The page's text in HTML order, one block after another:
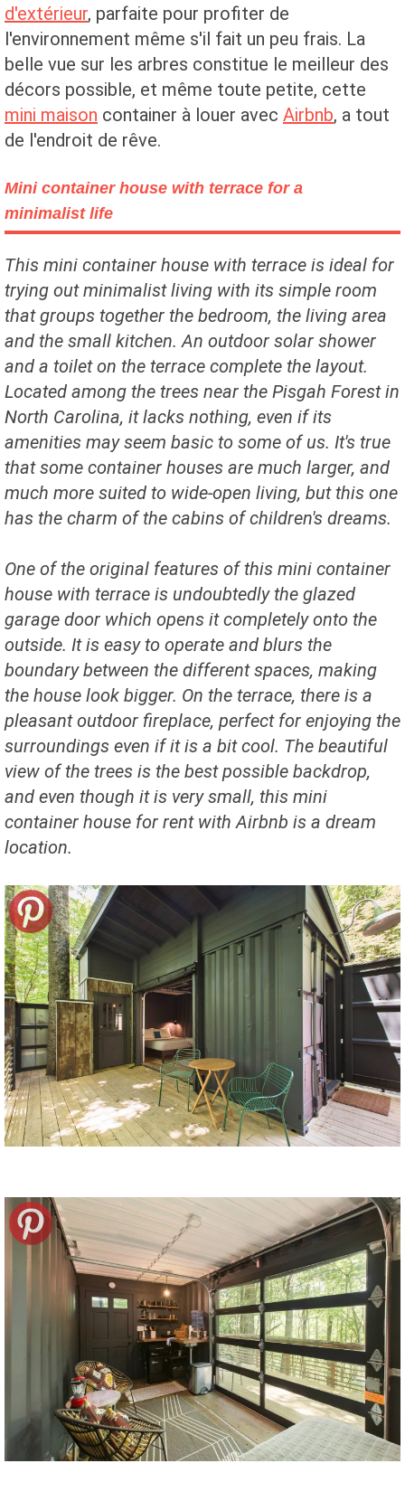
d'extérieur, parfaite pour profiter de
l'environnement même s'il fait un peu frais. La
belle vue sur les arbres constitue le meilleur des
décors possible, et même toute petite, cette
mini maison container à louer avec Airbnb, a tout
de l'endroit de rêve.
Mini container house with terrace for a
minimalist life
This mini container house with terrace is ideal for
trying out minimalist living with its simple room
that groups together the bedroom, the living area
and the small kitchen. An outdoor solar shower
and a toilet on the terrace complete the layout.
Located among the trees near the Pisgah Forest in
North Carolina, it lacks nothing, even if its
amenities may seem basic to some of us. It's true
that some container houses are much larger, and
much more suited to wide-open living, but this one
has the charm of the cabins of children's dreams.
One of the original features of this mini container
house with terrace is undoubtedly the glazed
garage door which opens it completely onto the
outside. It is easy to operate and blurs the
boundary between the different spaces, making
the house look bigger. On the terrace, there is a
pleasant outdoor fireplace, perfect for enjoying the
surroundings even if it is a bit cool. The beautiful
view of the trees is the best possible backdrop,
and even though it is very small, this mini
container house for rent with Airbnb is a dream
location.